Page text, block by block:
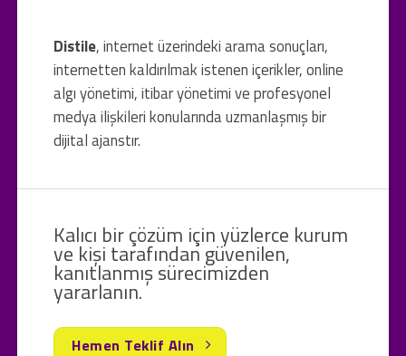
Distile, internet üzerindeki arama sonuçları,
internetten kaldırılmak istenen içerikler, online
algı yönetimi, itibar yönetimi ve profesyonel
medya ilişkileri konularında uzmanlaşmış bir
dijital ajanstır.
Kalıcı bir çözüm için yüzlerce kurum
ve kişi tarafından güvenilen,
kanıtlanmış sürecimizden
yararlanın.
Hemen Teklif Alın